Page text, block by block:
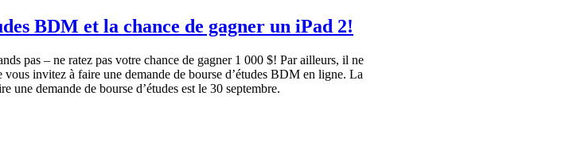
BDM et la chance de gagner un iPad 2!
pas – ne ratez pas votre chance de gagner1 000 $! Parailleurs, il ne
vous invitez à faire une demande de bourse d’études BDM en ligne. La
une demande de bourse d’études est le 30 septembre.